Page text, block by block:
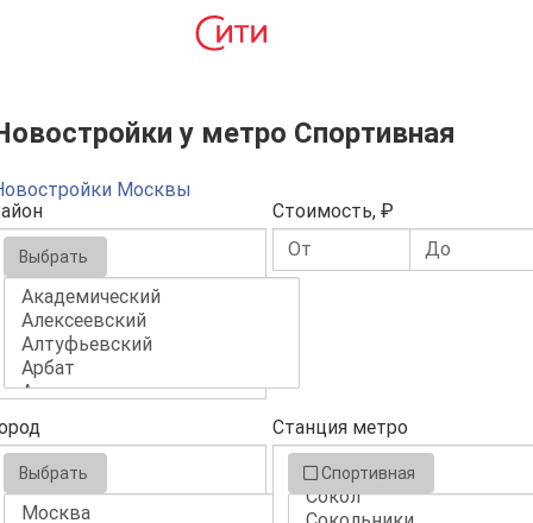
у метро Спортивная
Москвы
Выбрать
Стоимость, ₽
Выбрать
Станция метро
Спортивная